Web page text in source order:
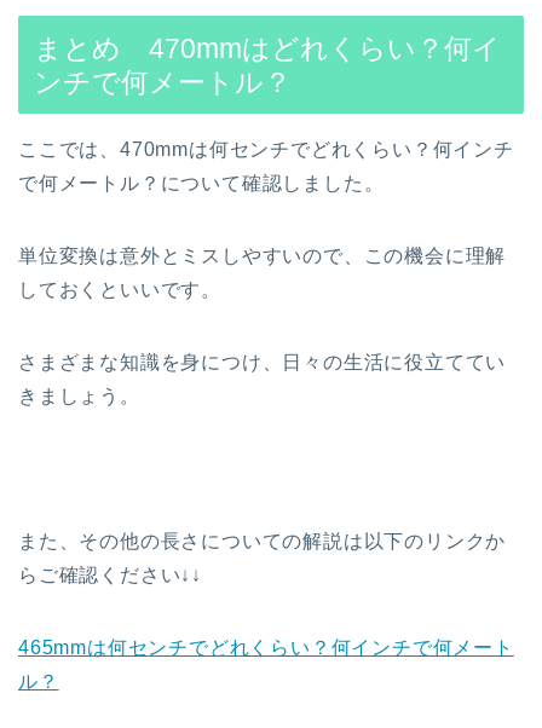
まとめ 470mmはどれくらい？何イ
ンチで何メートル？
ここでは、470mmは何センチでどれくらい？何インチ
で何メートル？について確認しました。
単位変換は意外とミスしやすいので、この機会に理解
しておくといいです。
さまざまな知識を身につけ、日々の生活に役立ててい
きましょう。
また、その他の長さについての解説は以下のリンクか
らご確認ください↓↓
465mmは何センチでどれくらい？何インチで何メート
ル？